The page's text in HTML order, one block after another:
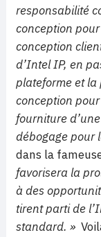
responsabilité
conception
conception
d’Intel IP, en
plateforme et la
conception
fourniture
débogage pour
dans la
favorisera la
à des
tirent parti de
standard. »